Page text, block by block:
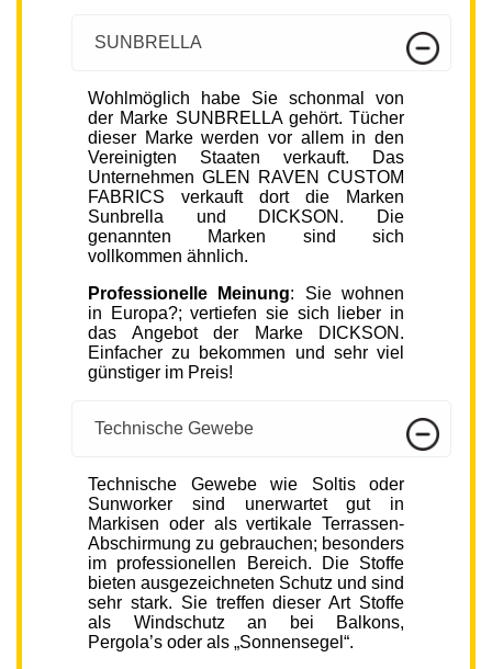
SUNBRELLA
Wohlmöglich habe Sie schonmal von
der Marke SUNBRELLA gehört. Tücher
dieser Marke werden vor allem in den
Vereinigten Staaten verkauft. Das
Unternehmen GLEN RAVEN CUSTOM
FABRICS verkauft dort die Marken
Sunbrella und DICKSON. Die
genannten Marken sind sich
vollkommen ähnlich.
Professionelle Meinung: Sie wohnen
in Europa?; vertiefen sie sich lieber in
das Angebot der Marke DICKSON.
Einfacher zu bekommen und sehr viel
günstiger im Preis!
Technische Gewebe
Technische Gewebe wie Soltis oder
Sunworker sind unerwartet gut in
Markisen oder als vertikale Terrassen-
Abschirmung zu gebrauchen; besonders
im professionellen Bereich. Die Stoffe
bieten ausgezeichneten Schutz und sind
sehr stark. Sie treffen dieser Art Stoffe
als Windschutz an bei Balkons,
Pergola’s oder als „Sonnensegel“.